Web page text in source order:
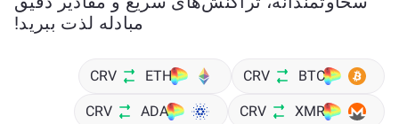
مبادله لذت ببرید!
BTC
CRV
ETH
CRV
XMR
CRV
ADA
CRV